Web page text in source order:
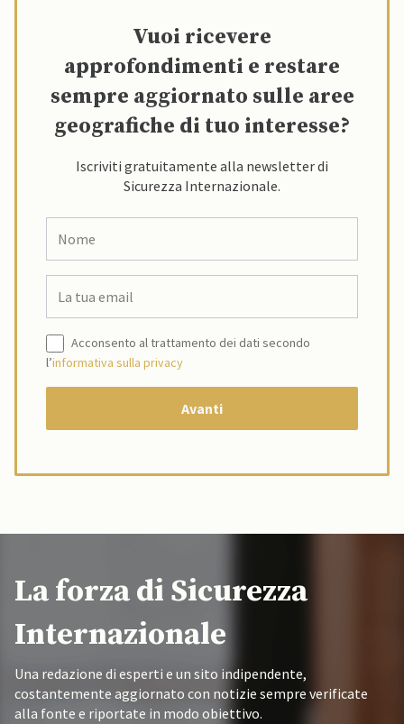
Vuoi ricevere
approfondimenti e restare
sempre aggiornato sulle aree
geografiche di tuo interesse?
Iscriviti gratuitamente alla newsletter di
Sicurezza Internazionale.
Acconsento al trattamento dei dati secondo
l’informativa sulla privacy
La forza di Sicurezza
Internazionale
Una redazione di esperti e un sito indipendente,
costantemente aggiornato con notizie sempre verificate
alla fonte e riportate in modo obiettivo.